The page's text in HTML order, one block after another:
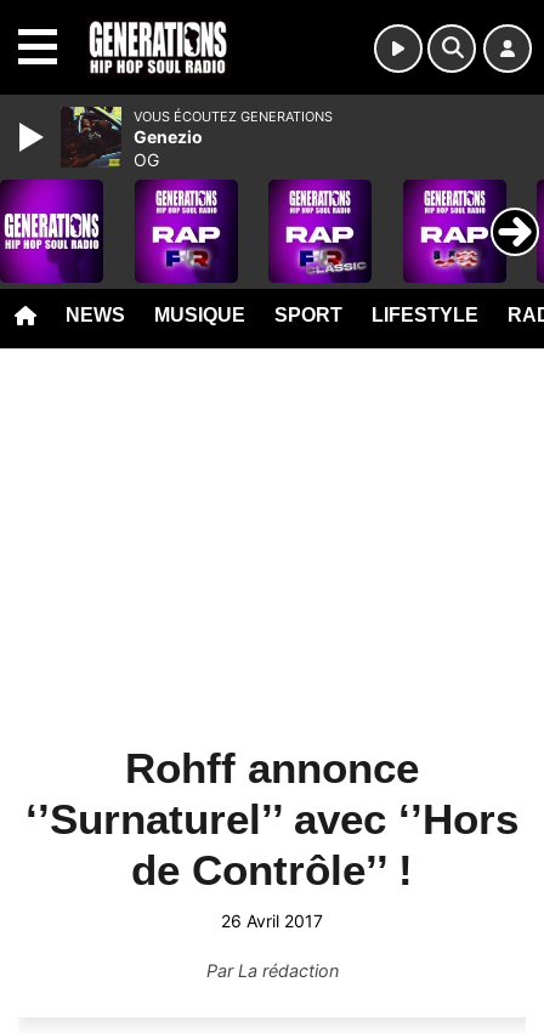
NEWS MUSIQUE SPORT LIFESTYLE
Rohff annonce
‘’Surnaturel’’ avec ‘’Hors
de Contrôle’’ !
26 Avril 2017
ParLa rédaction
VOUS ÉCOUTEZ GENERATIONS
Genezio
OG